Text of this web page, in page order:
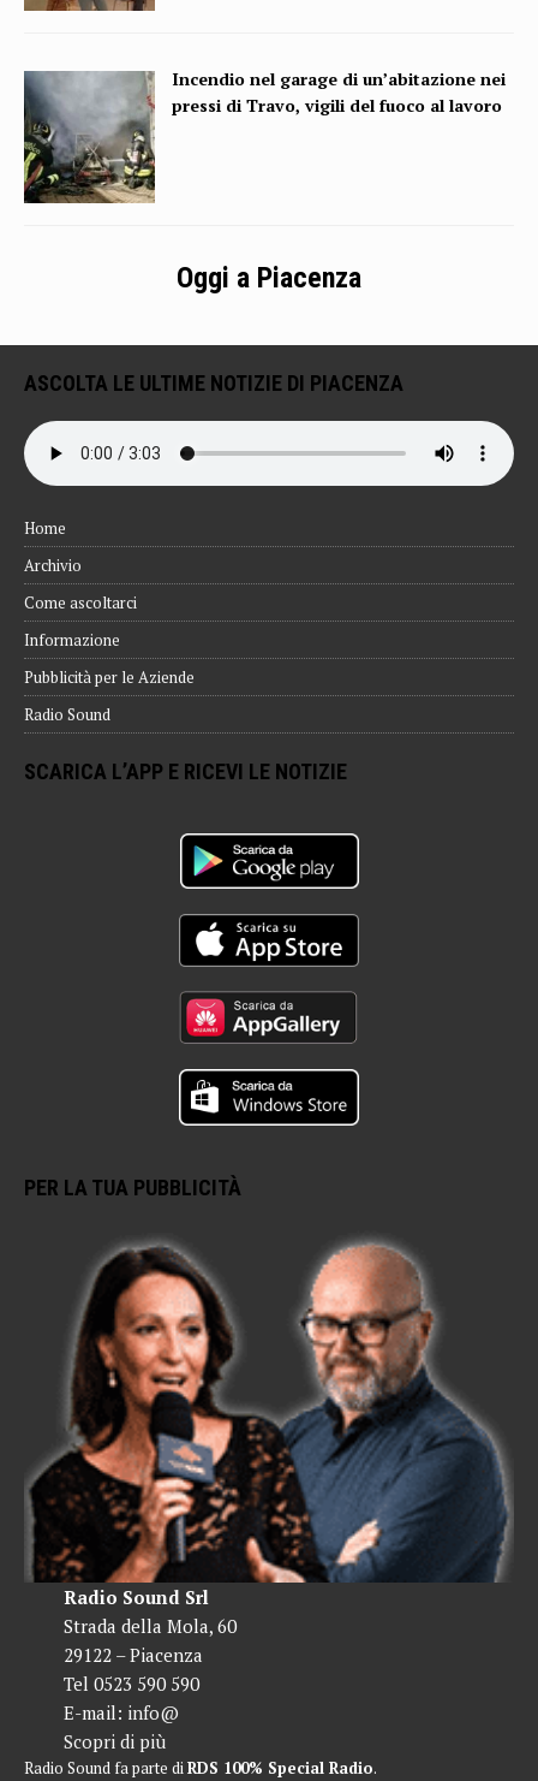
Incendio nel garage di un’abitazione nei
pressi di Travo, vigili del fuoco al lavoro
Oggi a Piacenza
ASCOLTA LE ULTIME NOTIZIE DI PIACENZA
Home
Archivio
Come ascoltarci
Informazione
Pubblicità per le Aziende
Radio Sound
SCARICA L’APP E RICEVI LE NOTIZIE
PER LA TUA PUBBLICITÀ
Radio Sound Srl
Strada della Mola, 60
29122 – Piacenza
Tel 0523 590 590
E-mail: info@
Scopri di più
Radio Sound fa parte diRDS 100% Special Radio.